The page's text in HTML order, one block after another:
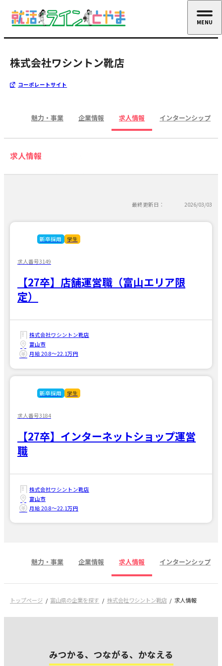
株式会社ワシントン靴店
コーポレートサイト
魅力・事業 企業情報 求人情報 インターンシップ
求人情報
最終更新日： 2026/03/03
新卒採用 学生
求人番号3149
【27卒】店舗運営職（富山エリア限
定）
株式会社ワシントン靴店
富山市
月給 20.8〜22.1万円
新卒採用 学生
求人番号3184
【27卒】インターネットショップ運営
職
株式会社ワシントン靴店
富山市
月給 20.8〜22.1万円
魅力・事業 企業情報 求人情報 インターンシップ
トップページ 富山県の企業を探す 株式会社ワシントン靴店 求人情報
みつかる、つながる、かなえる
MENU